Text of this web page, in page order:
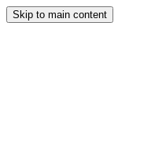
Skip to main content